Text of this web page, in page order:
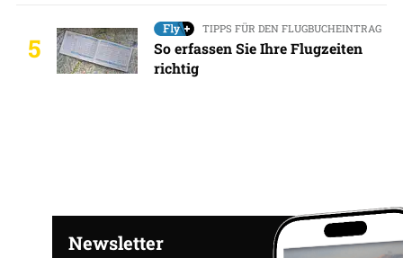
5
TIPPS FÜR DEN FLUGBUCHEINTRAG
So erfassen Sie Ihre Flugzeiten
richtig
Newsletter